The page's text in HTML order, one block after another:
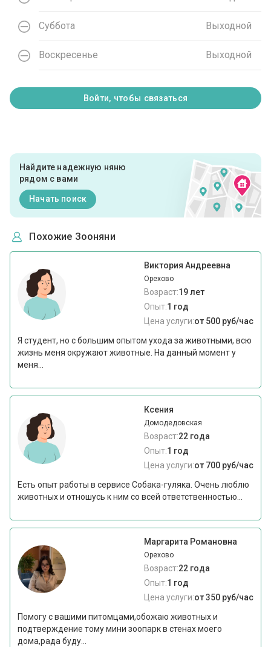
Суббота Выходной
Воскресенье Выходной
Войти, чтобы связаться
Найдите надежную няню
рядом с вами
Начать поиск
Похожие Зооняни
Виктория Андреевна
Орехово
Возраст:19 лет
Опыт:1 год
Цена услуги:от 500 руб/час
Я студент, но с большим опытом ухода за животными, всю
жизнь меня окружают животные. На данный момент у
меня...
Ксения
Домодедовская
Возраст:22 года
Опыт:1 год
Цена услуги:от 700 руб/час
Есть опыт работы в сервисе Собака-гуляка. Очень люблю
животных и отношусь к ним со всей ответственностью...
Маргарита Романовна
Орехово
Возраст:22 года
Опыт:1 год
Цена услуги:от 350 руб/час
Помогу с вашими питомцами,обожаю животных и
подтверждение тому мини зоопарк в стенах моего
дома,рада буду...